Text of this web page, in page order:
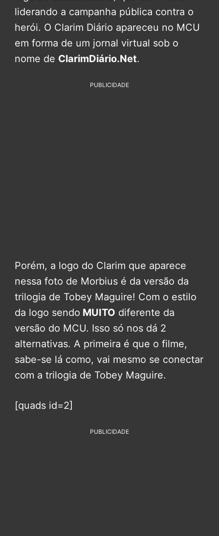
liderando a campanha pública contra o
herói. O Clarim Diário apareceu no MCU
em forma de um jornal virtual sob o
nome de ClarimDiário.Net.
PUBLICIDADE
Porém, a logo do Clarim que aparece
nessa foto de Morbius é da versão da
trilogia de Tobey Maguire! Com o estilo
da logo sendo MUITO diferente da
versão do MCU. Isso só nos dá 2
alternativas. A primeira é que o filme,
sabe-se lá como, vai mesmo se conectar
com a trilogia de Tobey Maguire.
[quads id=2]
PUBLICIDADE